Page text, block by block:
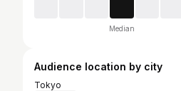
Median
Audience location by city
Tokyo